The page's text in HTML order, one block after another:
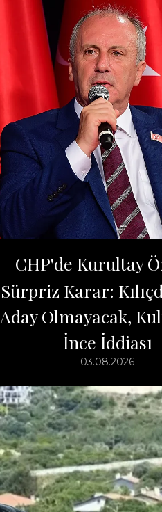
CHP'de Kurultay
Sürpriz Karar:
Aday Olmayacak,
İnce İddiası
03.08.2026